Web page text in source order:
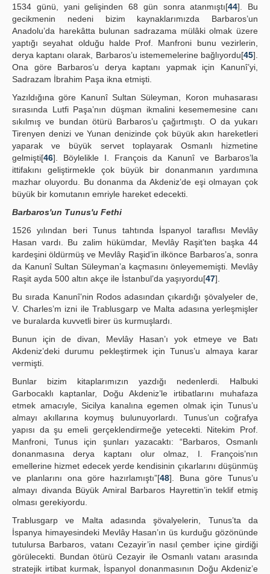
1534 günü, yani gelişinden 68 gün sonra atanmıştı[44]. Bu
gecikmenin nedeni bizim kaynaklarımızda Barbaros’un
Anadolu’da harekâtta bulunan sadrazama mülâki olmak üzere
yaptığı seyahat olduğu halde Prof. Manfroni bunu vezirlerin,
derya kaptanı olarak, Barbaros’u istememelerine bağlıyordu[45].
Ona göre Barbaros’u derya kaptanı yapmak için Kanunî’yi,
Sadrazam İbrahim Paşa ikna etmişti.
Yazıldığına göre Kanunî Sultan Süleyman, Koron muhasarası
sırasında Lutfi Paşa’nın düşman ikmalini kesememesine canı
sıkılmış ve bundan ötürü Barbaros’u çağırtmıştı. O da yukarı
Tirenyen denizi ve Yunan denizinde çok büyük akın hareketleri
yaparak ve büyük servet toplayarak Osmanlı hizmetine
gelmişti[46]. Böylelikle I. François da Kanunî ve Barbaros’la
ittifakını geliştirmekle çok büyük bir donanmanın yardımına
mazhar oluyordu. Bu donanma da Akdeniz’de eşi olmayan çok
büyük bir komutanın emriyle hareket edecekti.
Barbaros'un Tunus'u Fethi
1526 yılından beri Tunus tahtında İspanyol taraflısı Mevlây
Hasan vardı. Bu zalim hükümdar, Mevlây Raşit’ten başka 44
kardeşini öldürmüş ve Mevlây Raşid’in ilkönce Barbaros’a, sonra
da Kanunî Sultan Süleyman’a kaçmasını önleyememişti. Mevlây
Raşit ayda 500 altın akçe ile İstanbul’da yaşıyordu[47].
Bu sırada Kanunî’nin Rodos adasından çıkardığı şövalyeler de,
V. Charles’m izni ile Trablusgarp ve Malta adasına yerleşmişler
ve buralarda kuvvetli birer üs kurmuşlardı.
Bunun için de divan, Mevlây Hasan’ı yok etmeye ve Batı
Akdeniz’deki durumu pekleştirmek için Tunus’u almaya karar
vermişti.
Bunlar bizim kitaplarımızın yazdığı nedenlerdi. Halbuki
Garbocaklı kaptanlar, Doğu Akdeniz’le irtibatlarını muhafaza
etmek amacıyle, Sicilya kanalına egemen olmak için Tunus’u
almayı akıllarına koymuş bulunuyorlardı. Tunus’un coğrafya
yapısı da şu emeli gerçeklendirmeğe yetecekti. Nitekim Prof.
Manfroni, Tunus için şunları yazacaktı: “Barbaros, Osmanlı
donanmasına derya kaptanı olur olmaz, I. François’nın
emellerine hizmet edecek yerde kendisinin çıkarlarını düşünmüş
ve planlarını ona göre hazırlamıştı”[48]. Buna göre Tunus’u
almayı divanda Büyük Amiral Barbaros Hayrettin’in teklif etmiş
olması gerekiyordu.
Trablusgarp ve Malta adasında şövalyelerin, Tunus’ta da
İspanya himayesindeki Mevlây Hasan’ın üs kurduğu gözönünde
tutulursa Barbaros, vatanı Cezayir’in nasıl çember içine girdiği
görülecekti. Bundan ötürü Cezayir ile Osmanlı vatanı arasında
stratejik irtibat kurmak, İspanyol donanmasının Doğu Akdeniz’e